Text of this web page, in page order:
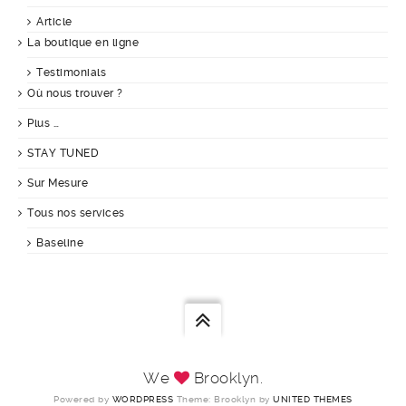
Article
La boutique en ligne
Testimonials
Où nous trouver ?
Plus …
STAY TUNED
Sur Mesure
Tous nos services
Baseline
We Brooklyn.
Powered by WORDPRESS Theme: Brooklyn byUNITED THEMES